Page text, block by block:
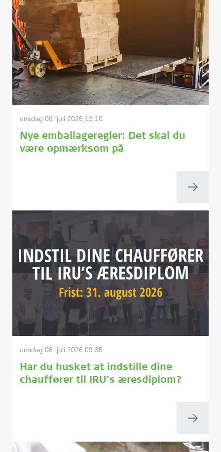
onsdag 08. juli 2026 13:10
Nye emballageregler: Det skal du
være opmærksom på
onsdag 08. juli 2026 09:35
Har du husket at indstille dine
chauffører til IRU’s æresdiplom?